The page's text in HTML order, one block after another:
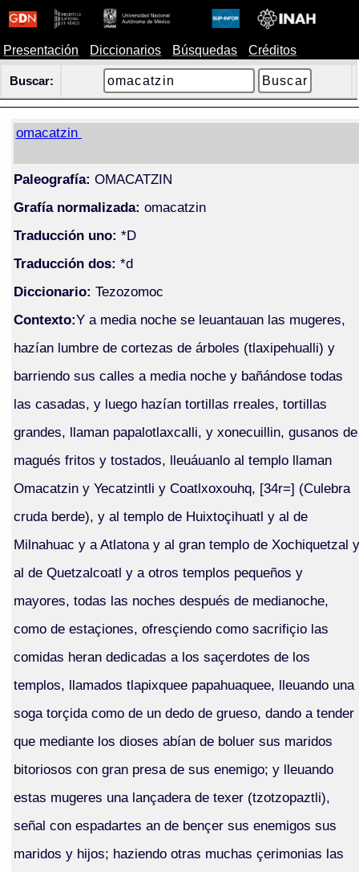
Presentación Diccionarios Búsquedas Créditos
Buscar:
omacatzin
Paleografía: OMACATZIN
Grafía normalizada: omacatzin
Traducción uno: *D
Traducción dos: *d
Diccionario: Tezozomoc
Contexto:Y a media noche se leuantauan las mugeres,
hazían lumbre de cortezas de árboles (tlaxipehualli) y
barriendo sus calles a media noche y bañándose todas
las casadas, y luego hazían tortillas rreales, tortillas
grandes, llaman papalotlaxcalli, y xonecuillin, gusanos de
magués fritos y tostados, lleuáuanlo al templo llaman
Omacatzin y Yecatzintli y Coatlxoxouhq, [34r=] (Culebra
cruda berde), y al templo de Huixtoçihuatl y al de
Milnahuac y a Atlatona y al gran templo de Xochiquetzal y
al de Quetzalcoatl y a otros templos pequeños y
mayores, todas las noches después de medianoche,
como de estaçiones, ofresçiendo como sacrifiçio las
comidas heran dedicadas a los saçerdotes de los
templos, llamados tlapixquee papahuaquee, lleuando una
soga torçida como de un dedo de grueso, dando a tender
que mediante los dioses abían de boluer sus maridos
bitoriosos con gran presa de sus enemigo; y lleuando
estas mugeres una lançadera de texer (tzotzopaztli),
señal con espadartes an de bençer sus enemigos sus
maridos y hijos; haziendo otras muchas çerimonias las